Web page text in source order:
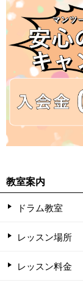
教室案内
ドラム教室
レッスン場所
レッスン料金